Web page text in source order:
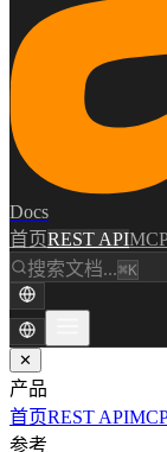
Docs
首页REST API
搜索文档...⌘K
✕
产品
首页REST API
参考